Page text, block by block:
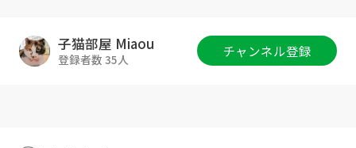
猫部屋グッズ :http://www.catsroom-miaou.s
子猫部屋 Miaou
登録者数 35人
チャンネル登録